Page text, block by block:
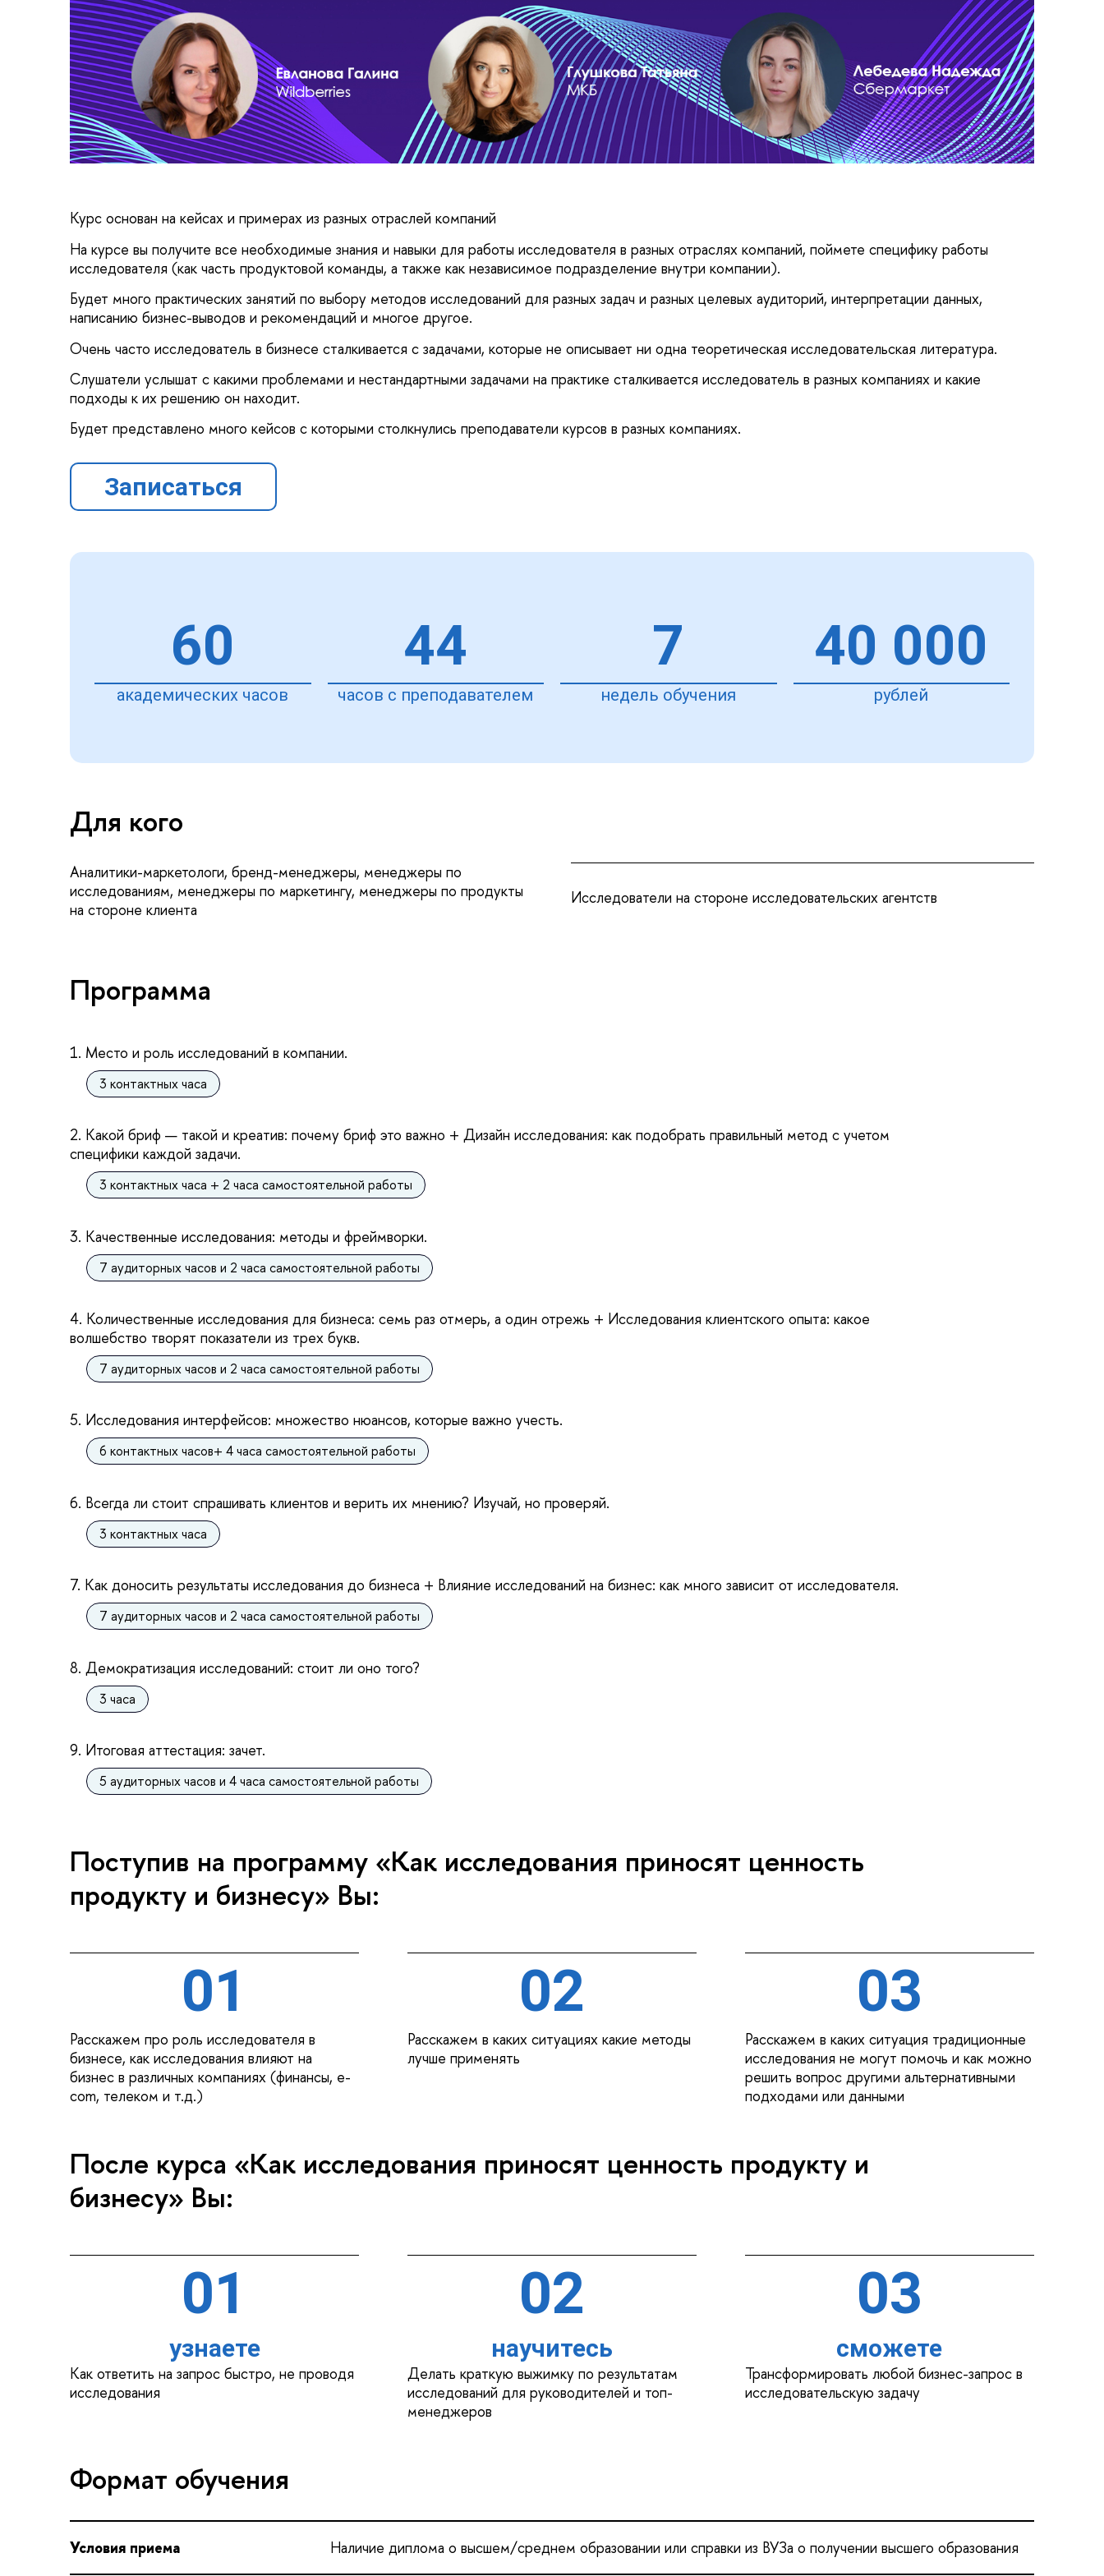
Курс основан на кейсах и примерах из разных отраслей компаний
На курсе вы получите все необходимые знания и навыки для работы исследователя в разных отраслях компаний, поймете специфику работы
исследователя (как часть продуктовой команды, а также как независимое подразделение внутри компании).
Будет много практических занятий по выбору методов исследований для разных задач и разных целевых аудиторий, интерпретации данных,
написанию бизнес-выводов и рекомендаций и многое другое.
Очень часто исследователь в бизнесе сталкивается с задачами, которые не описывает ни одна теоретическая исследовательская литература.
Слушатели услышат с какими проблемами и нестандартными задачами на практике сталкивается исследователь в разных компаниях и какие
подходы к их решению он находит.
Будет представлено много кейсов с которыми столкнулись преподаватели курсов в разных компаниях.
Записаться
60
академических часов
44
часов с преподавателем
7
недель обучения
40 000
рублей
Для кого
Аналитики-маркетологи, бренд-менеджеры, менеджеры по
исследованиям, менеджеры по маркетингу, менеджеры по продукты
на стороне клиента
Исследователи на стороне исследовательских агентств
Программа
1. Место и роль исследований в компании.
3 контактных часа
2. Какой бриф — такой и креатив: почему бриф это важно + Дизайн исследования: как подобрать правильный метод с учетом
специфики каждой задачи.
3 контактных часа + 2 часа самостоятельной работы
3. Качественные исследования: методы и фреймворки.
7 аудиторных часов и 2 часа самостоятельной работы
4. Количественные исследования для бизнеса: семь раз отмерь, а один отрежь + Исследования клиентского опыта: какое
волшебство творят показатели из трех букв.
7 аудиторных часов и 2 часа самостоятельной работы
5. Исследования интерфейсов: множество нюансов, которые важно учесть.
6 контактных часов+ 4 часа самостоятельной работы
6. Всегда ли стоит спрашивать клиентов и верить их мнению? Изучай, но проверяй.
3 контактных часа
7. Как доносить результаты исследования до бизнеса + Влияние исследований на бизнес: как много зависит от исследователя.
7 аудиторных часов и 2 часа самостоятельной работы
8. Демократизация исследований: стоит ли оно того?
3 часа
9. Итоговая аттестация: зачет.
5 аудиторных часов и 4 часа самостоятельной работы
Поступив на программу «Как исследования приносят ценность
продукту и бизнесу» Вы:
01
Расскажем про роль исследователя в
бизнесе, как исследования влияют на
бизнес в различных компаниях (финансы, e-
com, телеком и т.д.)
02
Расскажем в каких ситуациях какие методы
лучше применять
03
Расскажем в каких ситуация традиционные
исследования не могут помочь и как можно
решить вопрос другими альтернативными
подходами или данными
После курса «Как исследования приносят ценность продукту и
бизнесу» Вы:
01
узнаете
Как ответить на запрос быстро, не проводя
исследования
02
научитесь
Делать краткую выжимку по результатам
исследований для руководителей и топ-
менеджеров
03
сможете
Трансформировать любой бизнес-запрос в
исследовательскую задачу
Формат обучения
Условия приема Наличие диплома о высшем/среднем образовании или справки из ВУЗа о получении высшего образования